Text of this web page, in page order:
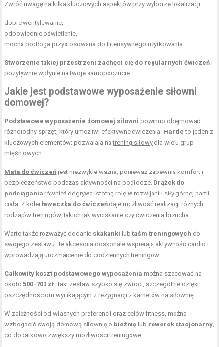
Zwróć uwagę na kilka kluczowych aspektów przy wyborze lokalizacji:
dobre wentylowanie,
odpowiednie oświetlenie,
mocna podłoga przystosowana do intensywnego użytkowania.
Stworzenie takiej przestrzeni zachęci cię do regularnych ćwiczeń i
pozytywnie wpłynie na twoje samopoczucie.
Jakie jest podstawowe wyposażenie siłowni
domowej?
Podstawowe wyposażenie domowej siłowni powinno obejmować
różnorodny sprzęt, który umożliwi efektywne ćwiczenia. Hantle to jeden z
kluczowych elementów; pozwalają natrening siłowy dla wielu grup
mięśniowych.
Mata do ćwiczeń jest niezwykle ważna, ponieważ zapewnia komfort i
bezpieczeństwo podczas aktywności na podłodze. Drążek do
podciągania również odgrywa istotną rolę w rozwijaniu siły górnej partii
ciała. Z koleiławeczka do ćwiczeń daje możliwość realizacji różnych
rodzajów treningów, takich jak wyciskanie czy ćwiczenia brzucha.
Warto także rozważyć dodanie skakanki lubtaśm treningowych do
swojego zestawu. Te akcesoria doskonale wspierają aktywność cardio i
wprowadzają urozmaicenie do codziennych treningów.
Całkowity koszt podstawowego wyposażenia można szacować na
około500-700 zł. Taki zestaw szybko się zwróci, szczególnie dzięki
oszczędnościom wynikającym z rezygnacji z karnetów na siłownię.
W zależności od własnych preferencji oraz celów fitness, można
wzbogacić swoją domową siłownię o bieżnię lub rowerek stacjonarny,
co dodatkowo zwiększy możliwości treningowe.